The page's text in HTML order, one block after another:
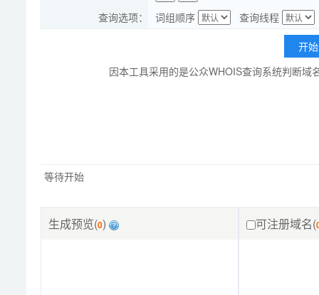
查询选项： 词组顺序 查询线程
因本工具采用的是公众WHOIS查询系统判断
等待开始
生成预览(0) 可注册域名(